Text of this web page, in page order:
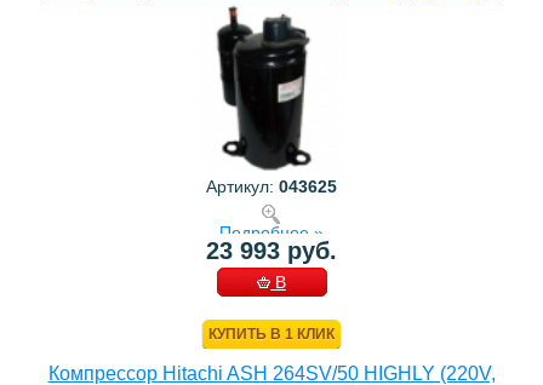
Артикул: 043625
Подробнее »
23 993 руб.
В
КУПИТЬ В 1 КЛИК
Компрессор Hitachi ASH 264SV/50 HIGHLY (220V,